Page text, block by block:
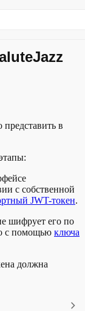
в
с собственной
JWT-токен.
шифрует его по
с помощью ключа
должна